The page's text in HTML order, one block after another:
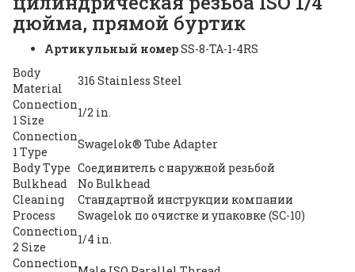
дюйма, прямой буртик
Артикульный номерSS-8-TA-1-4RS
Body
Material
316 Stainless Steel
Connection
1 Size
1/2 in.
Connection
1 Type
Swagelok® Tube Adapter
Body Type Соединитель с наружной резьбой
Bulkhead
No Bulkhead
Cleaning
Process
Стандартной инструкции компании
Swagelok по очистке и упаковке (SC-10)
Connection
2 Size
1/4 in.
Connection